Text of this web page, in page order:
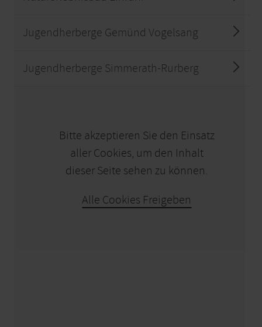
Jugendherberge Gemünd Vogelsang
Jugendherberge Simmerath-Rurberg
Bitte akzeptieren Sie den Einsatz
aller Cookies, um den Inhalt
dieser Seite sehen zu können.
Alle Cookies Freigeben